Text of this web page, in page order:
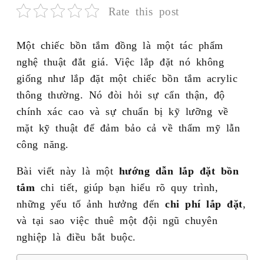
Rate this post
Một chiếc bồn tắm đồng là một tác phẩm
nghệ thuật đắt giá. Việc lắp đặt nó không
giống như lắp đặt một chiếc bồn tắm acrylic
thông thường. Nó đòi hỏi sự cẩn thận, độ
chính xác cao và sự chuẩn bị kỹ lưỡng về
mặt kỹ thuật để đảm bảo cả về thẩm mỹ lẫn
công năng.
Bài viết này là một hướng dẫn lắp đặt bồn
tắm chi tiết, giúp bạn hiểu rõ quy trình,
những yếu tố ảnh hưởng đếnchi phí lắp đặt
và tại sao việc thuê một đội ngũ chuyên
nghiệp là điều bắt buộc.